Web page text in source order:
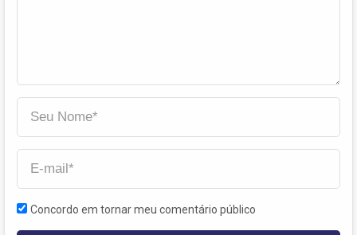
Concordo em tornar meu comentário público